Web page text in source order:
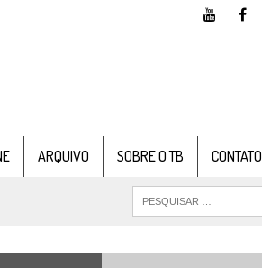
ARQUIVO SOBRE O TB CONTATO